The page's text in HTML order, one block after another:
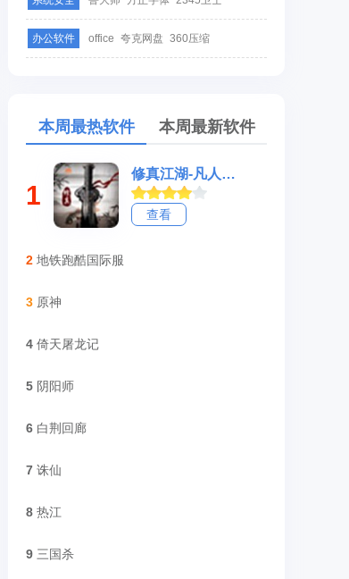
办公软件 office 夸克网盘 360压缩
本周最热软件 本周最新软件
1
修真江湖-凡人修仙
查看
2 地铁跑酷国际服
3 原神
4 倚天屠龙记
5 阴阳师
6 白荆回廊
7 诛仙
8 热江
9 三国杀